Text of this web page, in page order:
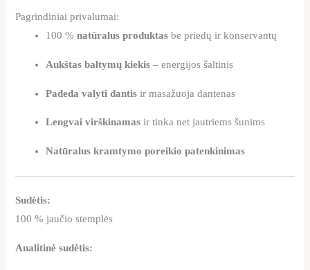
Pagrindiniai privalumai:
100 %natūralus produktas be priedų ir konservantų
Aukštas baltymų kiekis – energijos šaltinis
Padeda valyti dantis ir masažuoja dantenas
Lengvai virškinamas ir tinka net jautriems šunims
Natūralus kramtymo poreikio patenkinimas
Sudėtis:
100 % jaučio stemplės
Analitinė sudėtis: